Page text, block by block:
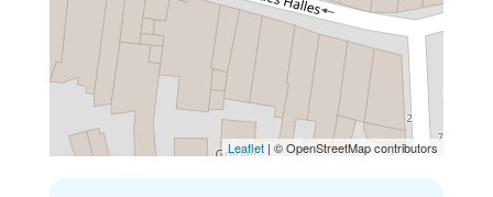
Leaflet | © OpenStreetMap contributors